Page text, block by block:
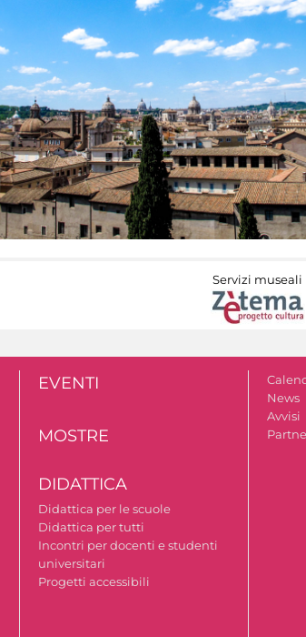
Servizi museali
EVENTI
MOSTRE
DIDATTICA
Didattica per le scuole
Didattica per tutti
Incontri per docenti e studenti
universitari
Progetti accessibili
News
Avvisi